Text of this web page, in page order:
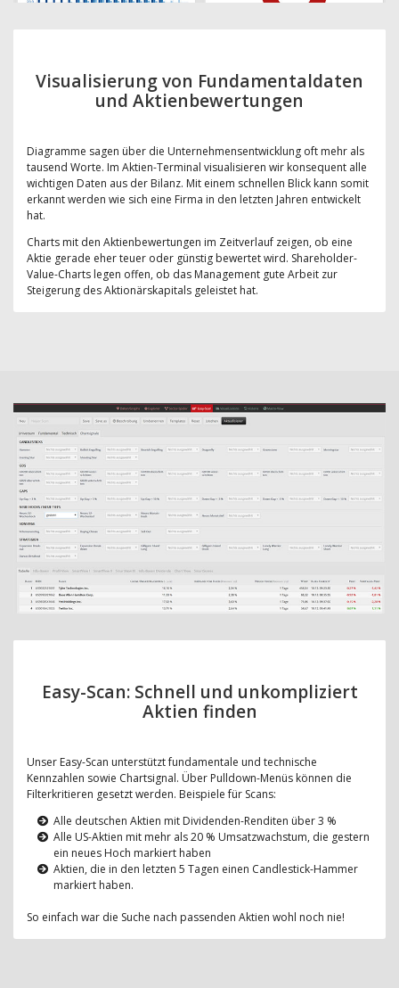
Visualisierung von Fundamentaldaten
und Aktienbewertungen
Diagramme sagen über die Unternehmensentwicklung oft mehr als
tausend Worte. Im Aktien-Terminal visualisieren wir konsequent alle
wichtigen Daten aus der Bilanz. Mit einem schnellen Blick kann somit
erkannt werden wie sich eine Firma in den letzten Jahren entwickelt
hat.
Charts mit den Aktienbewertungen im Zeitverlauf zeigen, ob eine
Aktie gerade eher teuer oder günstig bewertet wird. Shareholder-
Value-Charts legen offen, ob das Management gute Arbeit zur
Steigerung des Aktionärskapitals geleistet hat.
Easy-Scan: Schnell und unkompliziert
Aktien finden
Unser Easy-Scan unterstützt fundamentale und technische
Kennzahlen sowie Chartsignal. Über Pulldown-Menüs können die
Filterkritieren gesetzt werden. Beispiele für Scans:
Alle deutschen Aktien mit Dividenden-Renditen über 3 %
Alle US-Aktien mit mehr als 20 % Umsatzwachstum, die gestern
ein neues Hoch markiert haben
Aktien, die in den letzten 5 Tagen einen Candlestick-Hammer
markiert haben.
So einfach war die Suche nach passenden Aktien wohl noch nie!